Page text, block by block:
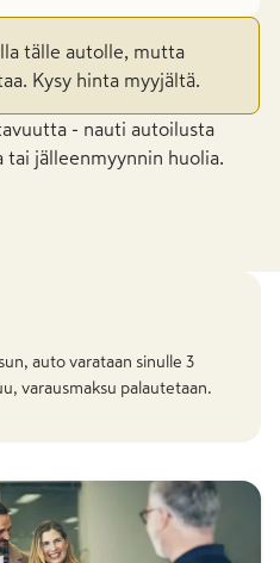
tälle autolle, mutta
Kysy hinta myyjältä.
- nauti autoilusta
jälleenmyynnin huolia.
auto varataan sinulle 3
varausmaksu palautetaan.